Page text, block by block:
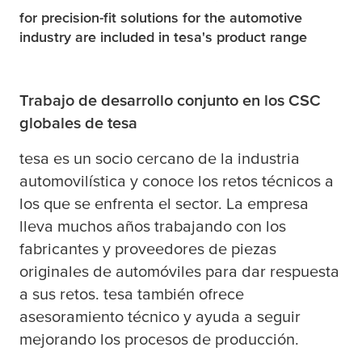
for precision-fit solutions for the automotive
industry are included in tesa's product range
Trabajo de desarrollo conjunto en los CSC
globales de tesa
tesa es un socio cercano de la industria
automovilística y conoce los retos técnicos a
los que se enfrenta el sector. La empresa
lleva muchos años trabajando con los
fabricantes y proveedores de piezas
originales de automóviles para dar respuesta
a sus retos. tesa también ofrece
asesoramiento técnico y ayuda a seguir
mejorando los procesos de producción.